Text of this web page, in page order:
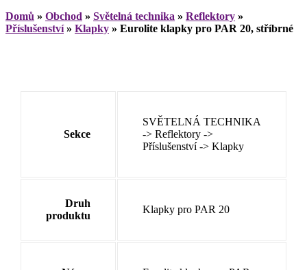
Domů » Obchod » Světelná technika » Reflektory »
Příslušenství» Klapky » Eurolite klapky pro PAR 20, stříbrné
Sekce
SVĚTELNÁ TECHNIKA
-> Reflektory ->
Příslušenství -> Klapky
Druh
produktu
Klapky pro PAR 20